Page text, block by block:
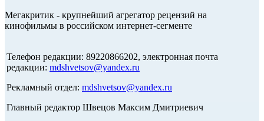
Мегакритик - крупнейший агрегатор рецензий на
кинофильмы в российском интернет-сегменте
Телефон редакции: 89220866202, электронная почта
редакции: mdshvetsov@yandex.ru
Рекламный отдел: mdshvetsov@yandex.ru
Главный редактор Швецов Максим Дмитриевич